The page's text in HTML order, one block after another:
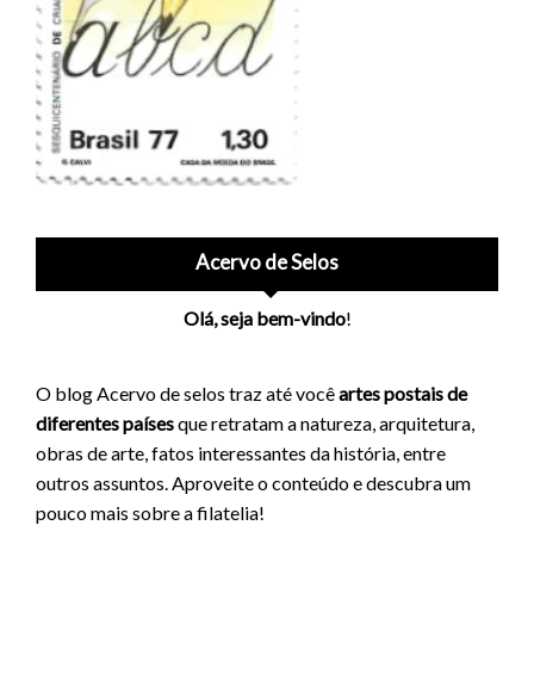
Acervo de Selos
Olá, seja bem-vindo!
O blog Acervo de selos traz até vocêartes postais de
diferentes paísesque retratam a natureza, arquitetura,
obras de arte, fatos interessantes da história, entre
outros assuntos. Aproveite o conteúdo e descubra um
pouco mais sobre a filatelia!